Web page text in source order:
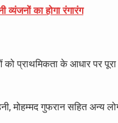
का होगा रंगारंग
प्राथमिकता के आधार पर पूरा
मोहम्मद गुफरान सहित अन्य